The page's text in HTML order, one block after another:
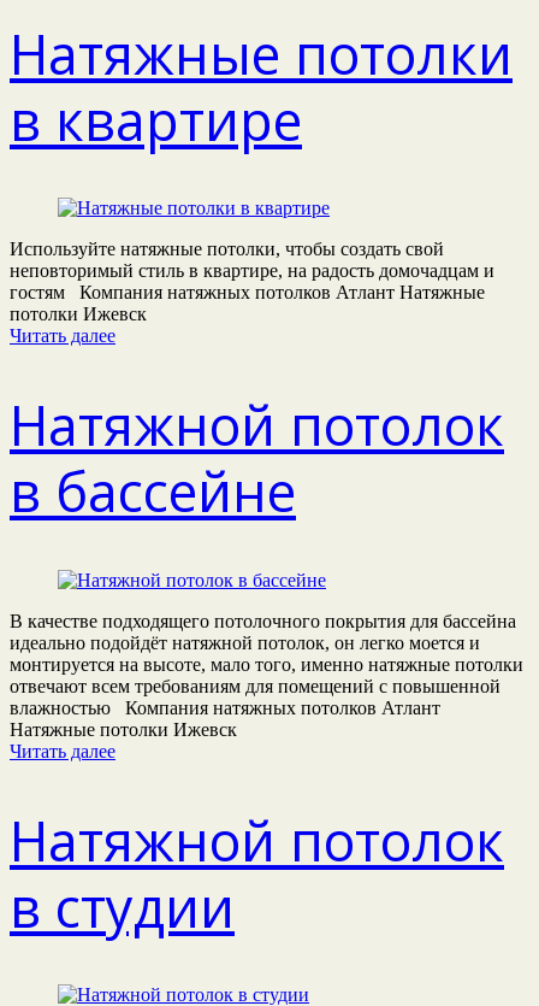
Натяжные потолки
в квартире
Используйте натяжные потолки, чтобы создать свой
неповторимый стиль в квартире, на радость домочадцам и
гостям Компания натяжных потолков Атлант Натяжные
потолки Ижевск
Читать далее
Натяжной потолок
в бассейне
В качестве подходящего потолочного покрытия для бассейна
идеально подойдёт натяжной потолок, он легко моется и
монтируется на высоте, мало того, именно натяжные потолки
отвечают всем требованиям для помещений с повышенной
влажностью Компания натяжных потолков Атлант
Натяжные потолки Ижевск
Читать далее
Натяжной потолок
в студии